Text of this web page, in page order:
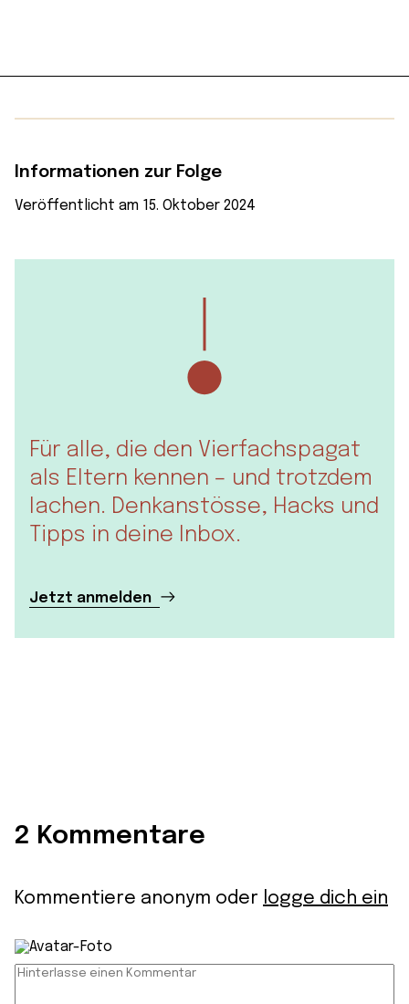
Informationen zur Folge
Veröffentlicht am 15. Oktober 2024
Für alle, die den Vierfachspagat
als Eltern kennen – und trotzdem
lachen. Denkanstösse, Hacks und
Tipps in deine Inbox.
Jetzt anmelden
2 Kommentare
Kommentiere anonym oder logge dich ein